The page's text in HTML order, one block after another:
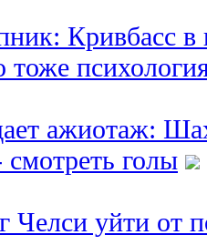
Кривбасс в
ажиотаж:
голы
уйти от